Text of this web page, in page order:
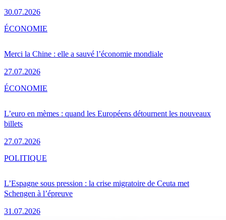
30.07.2026
Merci la Chine : elle a sauvé l’économie mondiale
27.07.2026
ÉCONOMIE
L’euro en mèmes : quand les Européens détournent les nouveaux
billets
27.07.2026
ÉCONOMIE
L’Espagne sous pression : la crise migratoire de Ceuta met
Schengen à l’épreuve
31.07.2026
POLITIQUE